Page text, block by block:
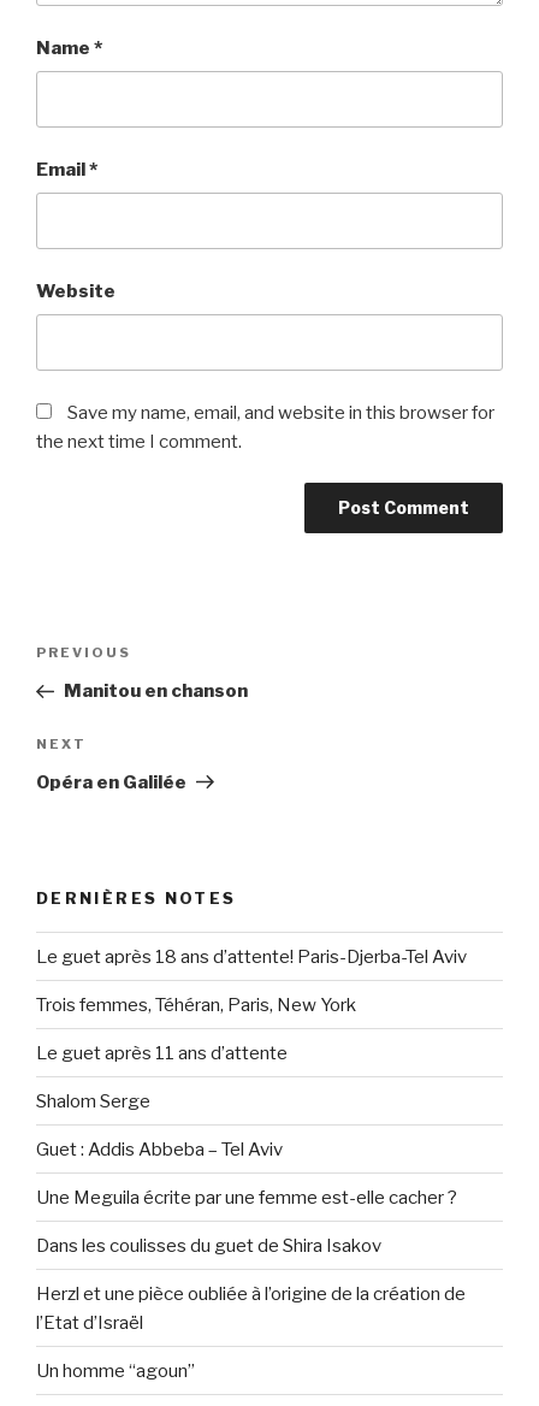
Name *
Email*
Website
Save my name, email, and website in this browser for
the next time I comment.
Previous
Post
PREVIOUS
Manitou en chanson
Next
Post
NEXT
Opéra en Galilée
DERNIÈRES NOTES
Le guet après 18 ans d’attente! Paris-Djerba-Tel Aviv
Trois femmes, Téhéran, Paris, New York
Le guet après 11 ans d’attente
Shalom Serge
Guet : Addis Abbeba – Tel Aviv
Une Meguila écrite par une femme est-elle cacher ?
Dans les coulisses du guet de Shira Isakov
Herzl et une pièce oubliée à l’origine de la création de
l’Etat d’Israël
Un homme “agoun”